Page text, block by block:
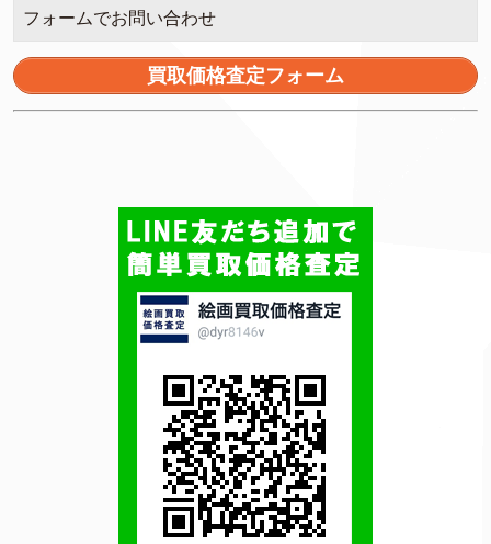
フォームでお問い合わせ
買取価格査定フォーム